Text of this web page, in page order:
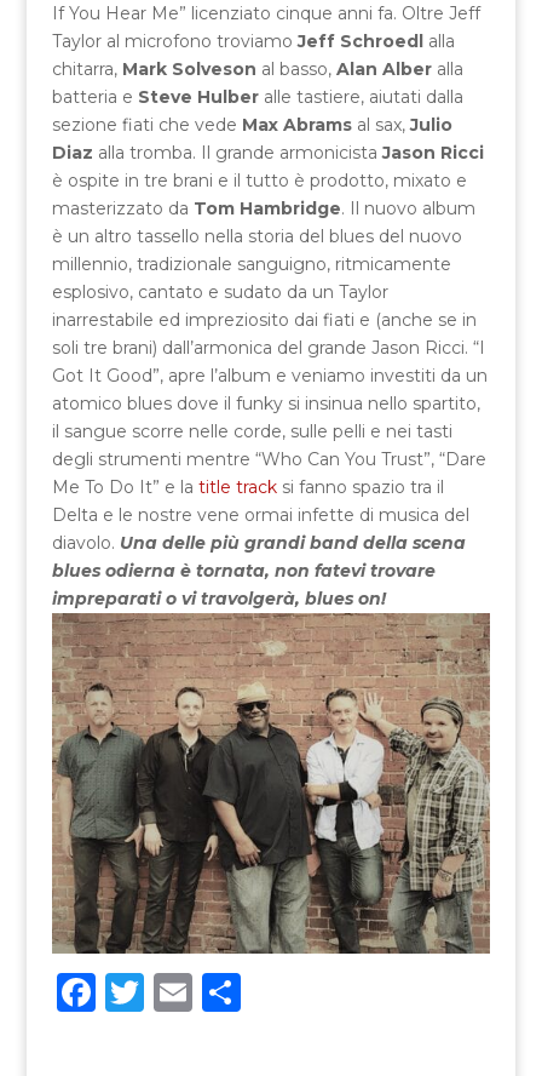
If You Hear Me” licenziato cinque anni fa. Oltre Jeff
Taylor al microfono troviamoJeff Schroedlalla
chitarra, Mark Solveson al basso, Alan Alberalla
batteria e Steve Hulberalle tastiere, aiutati dalla
sezione fiati che vede Max Abramsal sax,Julio
Diaz alla tromba. Il grande armonicistaJason Ricci
è ospite in tre brani e il tutto è prodotto, mixato e
masterizzato da Tom Hambridge. Il nuovo album
è un altro tassello nella storia del blues del nuovo
millennio, tradizionale sanguigno, ritmicamente
esplosivo, cantato e sudato da un Taylor
inarrestabile ed impreziosito dai fiati e (anche se in
soli tre brani) dall’armonica del grande Jason Ricci. “I
Got It Good”, apre l’album e veniamo investiti da un
atomico blues dove il funky si insinua nello spartito,
il sangue scorre nelle corde, sulle pelli e nei tasti
degli strumenti mentre “Who Can You Trust”, “Dare
Me To Do It” e la title tracksi fanno spazio tra il
Delta e le nostre vene ormai infette di musica del
diavolo. Una delle più grandi band della scena
blues odierna è tornata, non fatevi trovare
impreparati o vi travolgerà, blues on!
F T E C